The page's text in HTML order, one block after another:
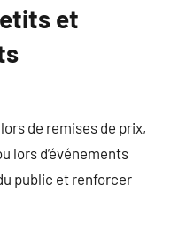
et
de remises de prix,
lors d’événements
public et renforcer